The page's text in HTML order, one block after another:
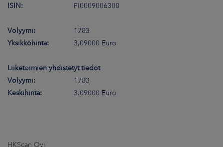
ISIN:
FI0009006308
Volyymi:
1783
Yksikköhinta:
3,09000 Euro
Liiketoimien yhdistetyt tiedot
Volyymi:
1783
Keskihinta:
3.09000 Euro
HKScan Oyj